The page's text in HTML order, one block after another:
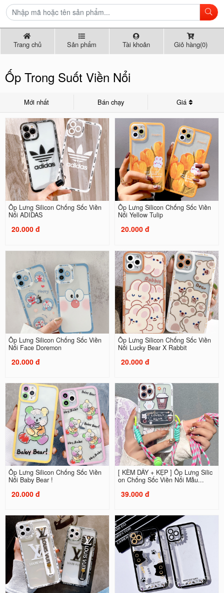
Trang chủ Sản phẩm Tài khoản Giỏ hàng(0)
Ốp Trong Suốt Viền Nổi
Mới nhất Bán chạy Giá
Ốp Lưng Silicon Chống Sốc Viền
Nổi ADIDAS
20.000 đ
Ốp Lưng Silicon Chống Sốc Viền
Nổi Yellow Tulip
20.000 đ
Ốp Lưng Silicon Chống Sốc Viền
Nổi Face Doremon
20.000 đ
Ốp Lưng Silicon Chống Sốc Viền
Nổi Lucky Bear X Rabbit
20.000 đ
Ốp Lưng Silicon Chống Sốc Viền
Nổi Baby Bear !
20.000 đ
[ KÈM DÂY + KẸP ] Ốp Lưng Silic
on Chống Sốc Viền Nổi Mẫu...
39.000 đ